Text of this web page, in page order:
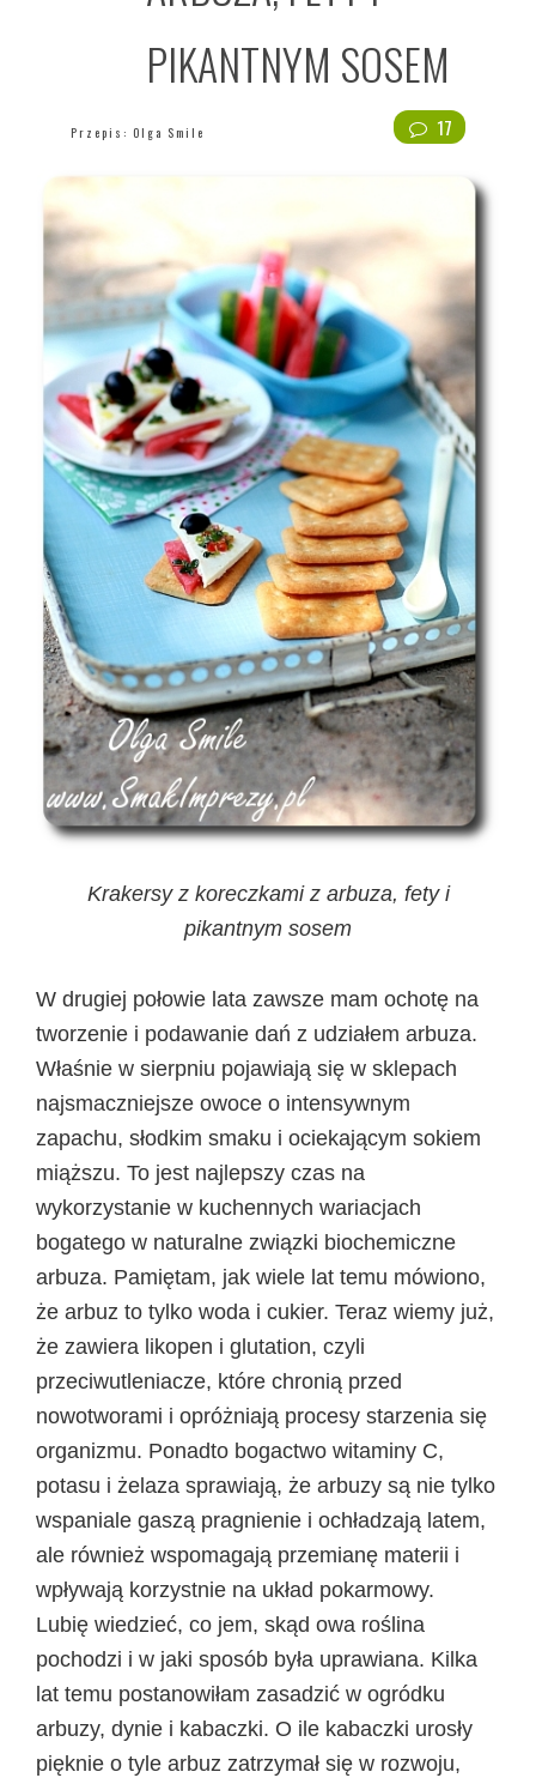
PIKANTNYM SOSEM
17
Przepis:Olga Smile
Krakersy z koreczkami z arbuza, fety i
pikantnym sosem
W drugiej połowie lata zawsze mam ochotę na
tworzenie i podawanie dań z udziałem arbuza.
Właśnie w sierpniu pojawiają się w sklepach
najsmaczniejsze owoce o intensywnym
zapachu, słodkim smaku i ociekającym sokiem
miąższu. To jest najlepszy czas na
wykorzystanie w kuchennych wariacjach
bogatego w naturalne związki biochemiczne
arbuza. Pamiętam, jak wiele lat temu mówiono,
że arbuz to tylko woda i cukier. Teraz wiemy już,
że zawiera likopen i glutation, czyli
przeciwutleniacze, które chronią przed
nowotworami i opróżniają procesy starzenia się
organizmu. Ponadto bogactwo witaminy C,
potasu i żelaza sprawiają, że arbuzy są nie tylko
wspaniale gaszą pragnienie i ochładzają latem,
ale również wspomagają przemianę materii i
wpływają korzystnie na układ pokarmowy.
Lubię wiedzieć, co jem, skąd owa roślina
pochodzi i w jaki sposób była uprawiana. Kilka
lat temu postanowiłam zasadzić w ogródku
arbuzy, dynie i kabaczki. O ile kabaczki urosły
pięknie o tyle arbuz zatrzymał się w rozwoju,